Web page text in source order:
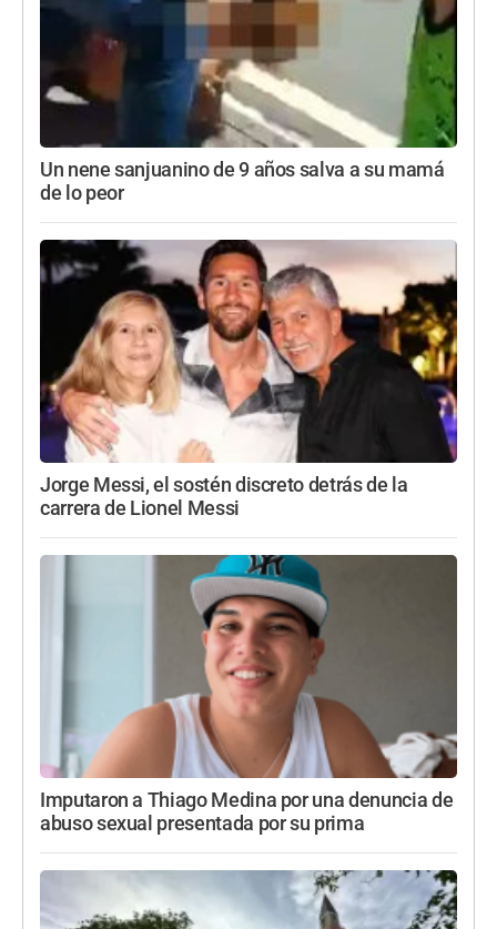
Un nene sanjuanino de 9 años salva a su mamá
de lo peor
Jorge Messi, el sostén discreto detrás de la
carrera de Lionel Messi
Imputaron a Thiago Medina por una denuncia de
abuso sexual presentada por su prima